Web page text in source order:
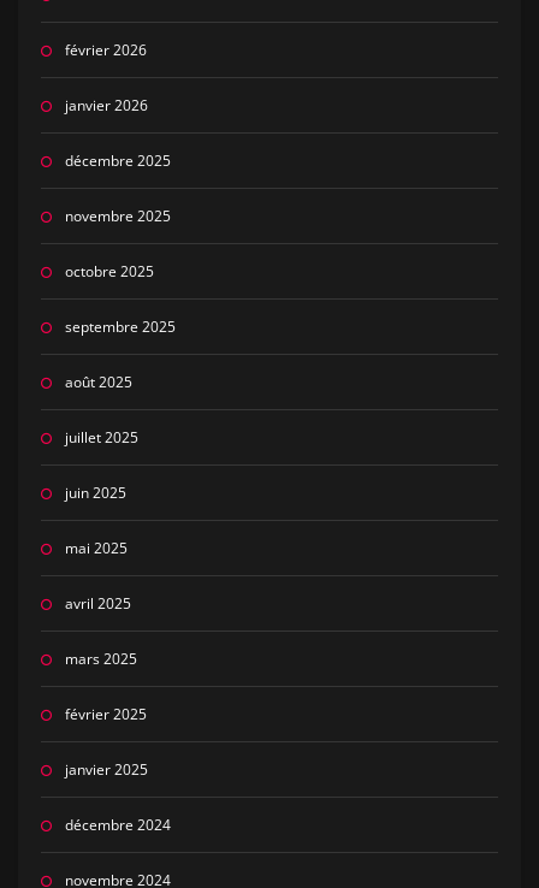
février 2026
janvier 2026
décembre 2025
novembre 2025
octobre 2025
septembre 2025
août 2025
juillet 2025
juin 2025
mai 2025
avril 2025
mars 2025
février 2025
janvier 2025
décembre 2024
novembre 2024